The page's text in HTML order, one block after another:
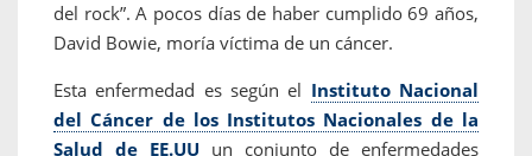
del rock”. A pocos días de haber cumplido 69 años,
David Bowie, moría víctima de un cáncer.
Esta enfermedad es según el Instituto Nacional
del Cáncer de los Institutos Nacionales de la
Salud de EE.UU un conjunto de enfermedades